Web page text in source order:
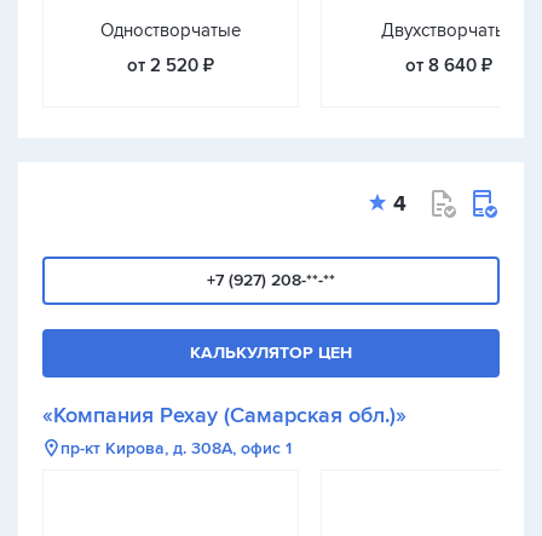
Одностворчатые
от 2 520 ₽
Двухстворчатые
от 8 640 ₽
4
+7 (927) 208-**-**
КАЛЬКУЛЯТОР ЦЕН
«Компания Рехау (Самарская обл.)»
пр-кт Кирова, д. 308А, офис 1